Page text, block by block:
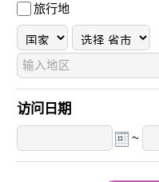
旅行地
访问日期
~